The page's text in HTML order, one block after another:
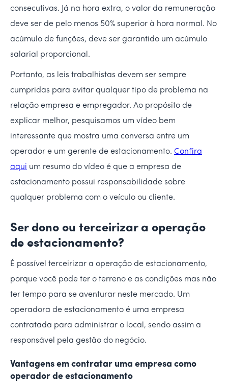
consecutivas. Já na hora extra, o valor da remuneração
deve ser de pelo menos 50% superior à hora normal. No
acúmulo de funções, deve ser garantido um acúmulo
salarial proporcional.
Portanto, as leis trabalhistas devem ser sempre
cumpridas para evitar qualquer tipo de problema na
relação empresa e empregador. Ao propósito de
explicar melhor, pesquisamos um vídeo bem
interessante que mostra uma conversa entre um
operador e um gerente de estacionamento. Confira
aqui um resumo do vídeo é que a empresa de
estacionamento possui responsabilidade sobre
qualquer problema com o veículo ou cliente.
Ser dono ou terceirizar a operação
de estacionamento?
É possível terceirizar a operação de estacionamento,
porque você pode ter o terreno e as condições mas não
ter tempo para se aventurar neste mercado. Um
operadora de estacionamento é uma empresa
contratada para administrar o local, sendo assim a
responsável pela gestão do negócio.
Vantagens em contratar uma empresa como
operador de estacionamento